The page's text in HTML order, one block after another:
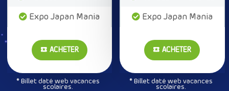
Expo Japan Mania
ACHETER
* Billet daté web vacances
scolaires.
Expo Japan Mania
ACHETER
* Billet daté web vacances
scolaires.